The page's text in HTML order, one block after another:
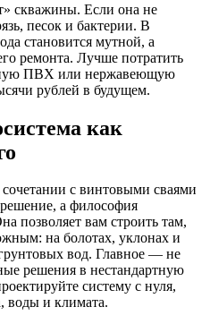
скважины. Если она не
песок и бактерии. В
становится мутной, а
ремонта. Лучше потратить
ПВХ или нержавеющую
рублей в будущем.
как
с винтовыми сваями
а философия
позволяет вам строить там,
на болотах, уклонах и
вод. Главное — не
решения в нестандартную
систему с нуля,
воды и климата.